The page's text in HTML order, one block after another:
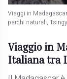
Viaggi in
parchi naturali,
Viaggio in
Italiana tra